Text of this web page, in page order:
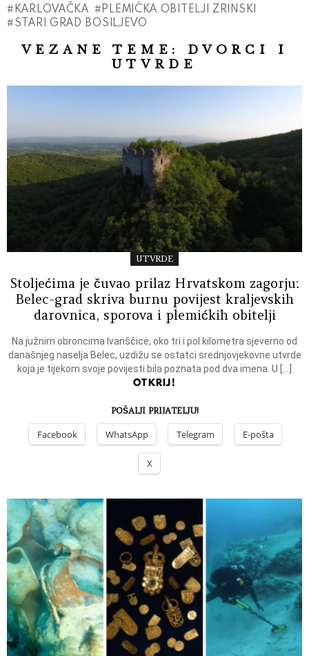
KARLOVAČKA
PLEMIĆKA OBITELJI ZRINSKI
STARI GRAD BOSILJEVO
VEZANE TEME: DVORCI I
UTVRDE
UTVRDE
Stoljećima je čuvao prilaz Hrvatskom zagorju:
Belec-grad skriva burnu povijest kraljevskih
darovnica, sporova i plemićkih obitelji
Na južnim obroncima Ivanščice, oko tri i pol kilometra sjeverno od
današnjeg naselja Belec, uzdižu se ostatci srednjovjekovne utvrde
koja je tijekom svoje povijesti bila poznata pod dva imena. U […]
OTKRIJ!
POŠALJI PRIJATELJU!
Facebook WhatsApp Telegram E-pošta
X